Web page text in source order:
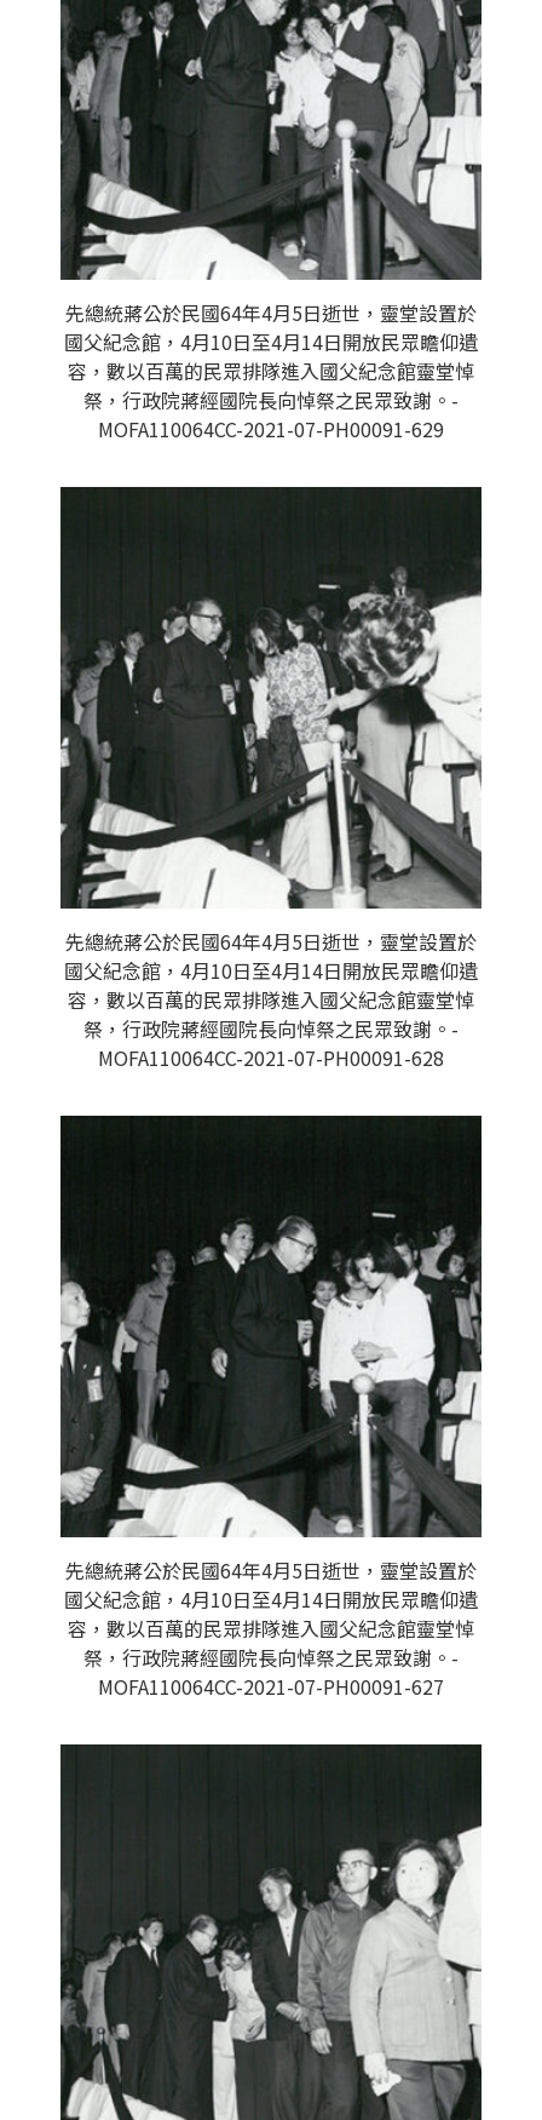
先總統蔣公於民國64年4月5日逝世，靈堂設置於
國父紀念館，4月10日至4月14日開放民眾瞻仰遺
容，數以百萬的民眾排隊進入國父紀念館靈堂悼
祭，行政院蔣經國院長向悼祭之民眾致謝。-
MOFA110064CC-2021-07-PH00091-629
先總統蔣公於民國64年4月5日逝世，靈堂設置於
國父紀念館，4月10日至4月14日開放民眾瞻仰遺
容，數以百萬的民眾排隊進入國父紀念館靈堂悼
祭，行政院蔣經國院長向悼祭之民眾致謝。-
MOFA110064CC-2021-07-PH00091-628
先總統蔣公於民國64年4月5日逝世，靈堂設置於
國父紀念館，4月10日至4月14日開放民眾瞻仰遺
容，數以百萬的民眾排隊進入國父紀念館靈堂悼
祭，行政院蔣經國院長向悼祭之民眾致謝。-
MOFA110064CC-2021-07-PH00091-627